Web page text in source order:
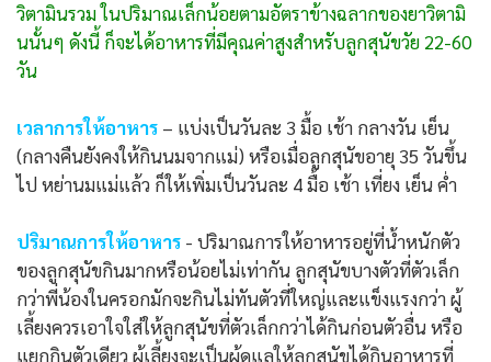
วิตามินรวม ในปริมาณเล็กน้อยตามอัตราข้างฉลากของยาวิตามิ
นนั้นๆ ดังนี้ ก็จะได้อาหารที่มีคุณค่าสูงสำหรับลูกสุนัขวัย 22-60
วัน
เวลาการให้อาหาร – แบ่งเป็นวันละ 3 มื้อ เช้า กลางวัน เย็น
(กลางคืนยังคงให้กินนมจากแม่) หรือเมื่อลูกสุนัขอายุ 35 วันขึ้น
ไป หย่านมแม่แล้ว ก็ให้เพิ่มเป็นวันละ 4 มื้อ เช้า เที่ยง เย็น ค่ำ
ปริมาณการให้อาหาร - ปริมาณการให้อาหารอยู่ที่น้ำหนักตัว
ของลูกสุนัขกินมากหรือน้อยไม่เท่ากัน ลูกสุนัขบางตัวที่ตัวเล็ก
กว่าพี่น้องในครอกมักจะกินไม่ทันตัวที่ใหญ่และแข็งแรงกว่า ผู้
เลี้ยงควรเอาใจใส่ให้ลูกสุนัขที่ตัวเล็กกว่าได้กินก่อนตัวอื่น หรือ
แยกกินตัวเดียว ผู้เลี้ยงจะเป็นผู้ดูแลให้ลูกสุนัขได้กินอาหารที่